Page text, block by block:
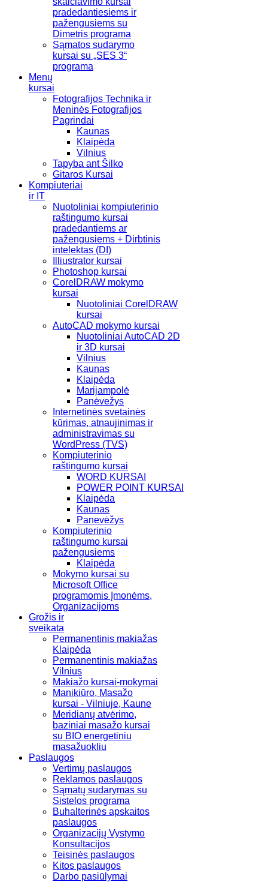
pradedantiesiems ir
pažengusiems su
Dimetris programa
Sąmatos sudarymo
kursai su „SES 3“
programa
Menų
kursai
Fotografijos Technika ir
Meninės Fotografijos
Pagrindai
Kaunas
Klaipėda
Vilnius
Tapyba ant Šilko
Gitaros Kursai
Kompiuteriai
ir IT
Nuotoliniai kompiuterinio
raštingumo kursai
pradedantiems ar
pažengusiems + Dirbtinis
intelektas (DI)
Illiustrator kursai
Photoshop kursai
CorelDRAW mokymo
kursai
Nuotoliniai CorelDRAW
kursai
AutoCAD mokymo kursai
Nuotoliniai AutoCAD 2D
ir 3D kursai
Vilnius
Kaunas
Klaipėda
Marijampolė
Panėvežys
Internetinės svetainės
kūrimas, atnaujinimas ir
administravimas su
WordPress (TVS)
Kompiuterinio
raštingumo kursai
WORD KURSAI
POWER POINT KURSAI
Klaipėda
Kaunas
Panevėžys
Kompiuterinio
raštingumo kursai
pažengusiems
Klaipėda
Mokymo kursai su
Microsoft Office
programomis Įmonėms,
Organizacijoms
Grožis ir
sveikata
Permanentinis makiažas
Klaipėda
Permanentinis makiažas
Vilnius
Makiažo kursai-mokymai
Manikiūro, Masažo
kursai - Vilniuje, Kaune
Meridianų atvėrimo,
baziniai masažo kursai
su BIO energetiniu
masažuokliu
Paslaugos
Vertimų paslaugos
Reklamos paslaugos
Sąmatų sudarymas su
Sistelos programa
Buhalterinės apskaitos
paslaugos
Organizacijų Vystymo
Konsultacijos
Teisinės paslaugos
Kitos paslaugos
Darbo pasiūlymai